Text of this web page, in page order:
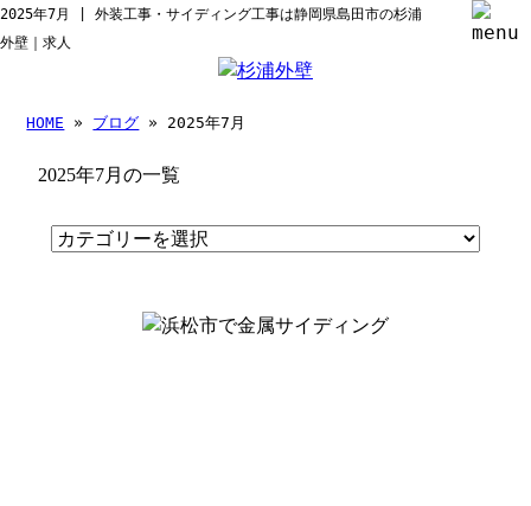
2025年7月 | 外装工事・サイディング工事は静岡県島田市の杉浦
外壁｜求人
HOME » ブログ » 2025年7月
2025年7月の一覧